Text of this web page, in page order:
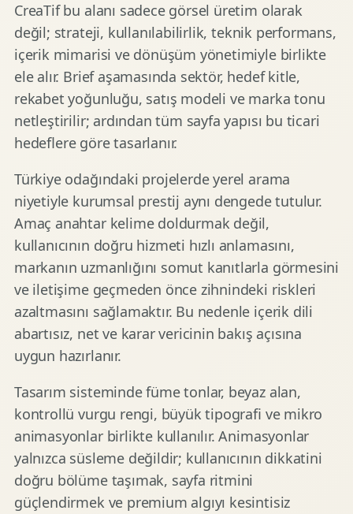
CreaTif bu alanı sadece görsel üretim olarak
değil; strateji, kullanılabilirlik, teknik performans,
içerik mimarisi ve dönüşüm yönetimiyle birlikte
ele alır. Brief aşamasında sektör, hedef kitle,
rekabet yoğunluğu, satış modeli ve marka tonu
netleştirilir; ardından tüm sayfa yapısı bu ticari
hedeflere göre tasarlanır.
Türkiye odağındaki projelerde yerel arama
niyetiyle kurumsal prestij aynı dengede tutulur.
Amaç anahtar kelime doldurmak değil,
kullanıcının doğru hizmeti hızlı anlamasını,
markanın uzmanlığını somut kanıtlarla görmesini
ve iletişime geçmeden önce zihnindeki riskleri
azaltmasını sağlamaktır. Bu nedenle içerik dili
abartısız, net ve karar vericinin bakış açısına
uygun hazırlanır.
Tasarım sisteminde füme tonlar, beyaz alan,
kontrollü vurgu rengi, büyük tipografi ve mikro
animasyonlar birlikte kullanılır. Animasyonlar
yalnızca süsleme değildir; kullanıcının dikkatini
doğru bölüme taşımak, sayfa ritmini
güçlendirmek ve premium algıyı kesintisiz